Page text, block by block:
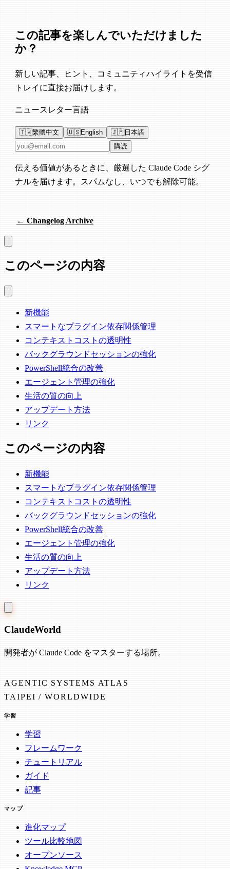
この記事を楽しんでいただけました
か？
新しい記事、ヒント、コミュニティハイライトを受信
トレイに直接お届けします。
ニュースレター言語
🇹🇼繁體中文 🇺🇸English 🇯🇵日本語
メールアドレス 購読
伝える価値があるときに、厳選した Claude Code シグ
ナルを届けます。スパムなし、いつでも解除可能。
← Changelog Archive
このページの内容
新機能
スマートなプラグイン依存関係管理
コンテキストコストの透明性
バックグラウンドセッションの強化
PowerShell統合の改善
エージェント管理の強化
生活の質の向上
アップデート方法
リンク
このページの内容
新機能
スマートなプラグイン依存関係管理
コンテキストコストの透明性
バックグラウンドセッションの強化
PowerShell統合の改善
エージェント管理の強化
生活の質の向上
アップデート方法
リンク
ClaudeWorld
開発者が Claude Code をマスターする場所。
AGENTIC SYSTEMS ATLAS
TAIPEI / WORLDWIDE
学習
学習
フレームワーク
チュートリアル
ガイド
記事
マップ
進化マップ
ツール比較地図
オープンソース